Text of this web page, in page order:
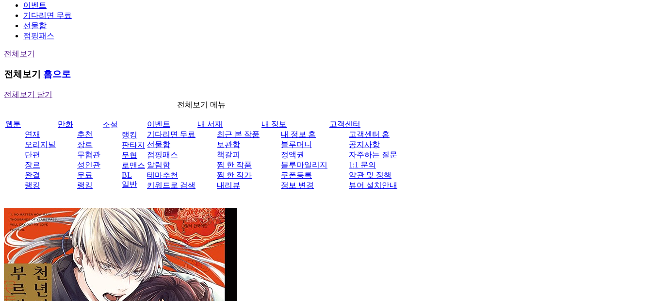
이벤트
기다리면 무료
선물함
점핑패스
전체보기
전체보기 홈으로
전체보기 닫기
전체보기 메뉴
웹툰
연재
오리지널
단편
장르
완결
랭킹
만화
추천
장르
무협관
성인관
무료
랭킹
소설
랭킹
판타지
무협
로맨스
BL
일반
이벤트
기다리면 무료
선물함
점핑패스
알림함
테마추천
키워드로 검색
내 서재
최근 본 작품
보관함
책갈피
찜 한 작품
찜 한 작가
내리뷰
내 정보
내 정보 홈
블루머니
정액권
블루마일리지
쿠폰등록
정보 변경
고객센터
고객센터 홈
공지사항
자주하는 질문
1:1 문의
약관 및 정책
뷰어 설치안내